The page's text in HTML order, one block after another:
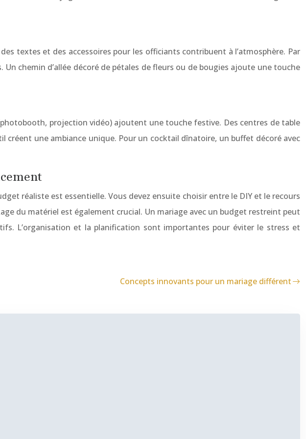
textes et des accessoires pour les officiants contribuent à l’atmosphère. Par
chemin d’allée décoré de pétales de fleurs ou de bougies ajoute une touche
projection vidéo) ajoutent une touche festive. Des centres de table
une ambiance unique. Pour un cocktail dînatoire, un buffet décoré avec
réaliste est essentielle. Vous devez ensuite choisir entre le DIY et le recours
du matériel est également crucial. Un mariage avec un budget restreint peut
L’organisation et la planification sont importantes pour éviter le stress et
Concepts innovants pour un mariage différent